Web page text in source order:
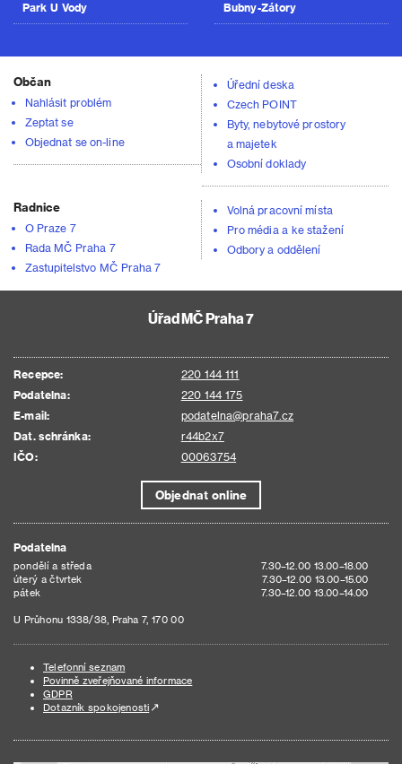
Park U Vody Bubny-Zátory
Občan
Nahlásit problém
Zeptat se
Objednat se on-line
Úřední deska
Czech POINT
Byty, nebytové prostory
a majetek
Osobní doklady
Radnice
O Praze 7
Rada MČ Praha 7
Zastupitelstvo MČ Praha 7
Volná pracovní místa
Pro média a ke stažení
Odbory a oddělení
Úřad MČ Praha 7
Recepce:
220 144 111
Podatelna:
220 144 175
E-mail:
podatelna@praha7.cz
Dat. schránka:
r44b2x7
IČO:
00063754
Objednat online
Podatelna
pondělí a středa
7.30–12.00 13.00–18.00
úterý a čtvrtek
7.30–12.00 13.00–15.00
pátek
7.30–12.00 13.00–14.00
U Průhonu 1338/38, Praha 7, 170 00
Telefonní seznam
Povinně zveřejňované informace
GDPR
Dotazník spokojenosti